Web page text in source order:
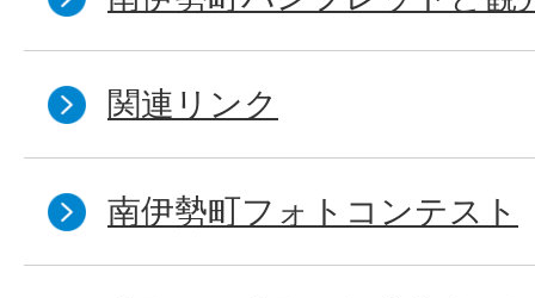
関連リンク
南伊勢町フォトコンテスト